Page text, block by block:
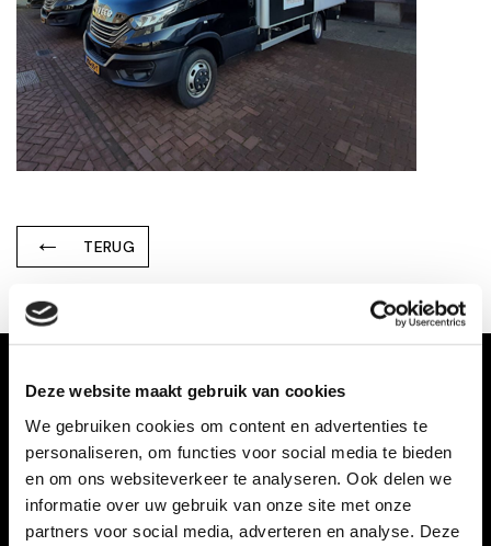
Deze website maakt gebruik van cookies
We gebruiken cookies om content en advertenties te
personaliseren, om functies voor social media te bieden
en om ons websiteverkeer te analyseren. Ook delen we
informatie over uw gebruik van onze site met onze
partners voor social media, adverteren en analyse. Deze
TERUG